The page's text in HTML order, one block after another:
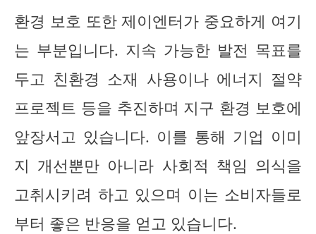
환경 보호 또한 제이엔터가 중요하게 여기
는 부분입니다. 지속 가능한 발전 목표를
두고 친환경 소재 사용이나 에너지 절약
프로젝트 등을 추진하며 지구 환경 보호에
앞장서고 있습니다. 이를 통해 기업 이미
지 개선뿐만 아니라 사회적 책임 의식을
고취시키려 하고 있으며 이는 소비자들로
부터 좋은 반응을 얻고 있습니다.